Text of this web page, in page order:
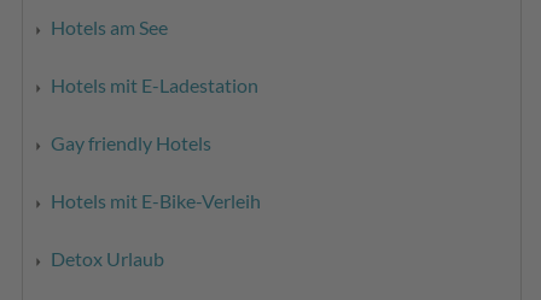
Hotels am See
Hotels mit E-Ladestation
Gay friendly Hotels
Hotels mit E-Bike-Verleih
Detox Urlaub